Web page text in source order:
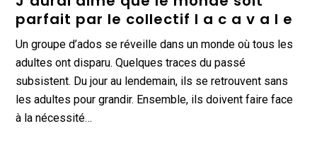
parfait par le collectif l a c a v a l e
Un groupe d’ados se réveille dans un monde où tous les
adultes ont disparu. Quelques traces du passé
subsistent. Du jour au lendemain, ils se retrouvent sans
les adultes pour grandir. Ensemble, ils doivent faire face
à la nécessité…